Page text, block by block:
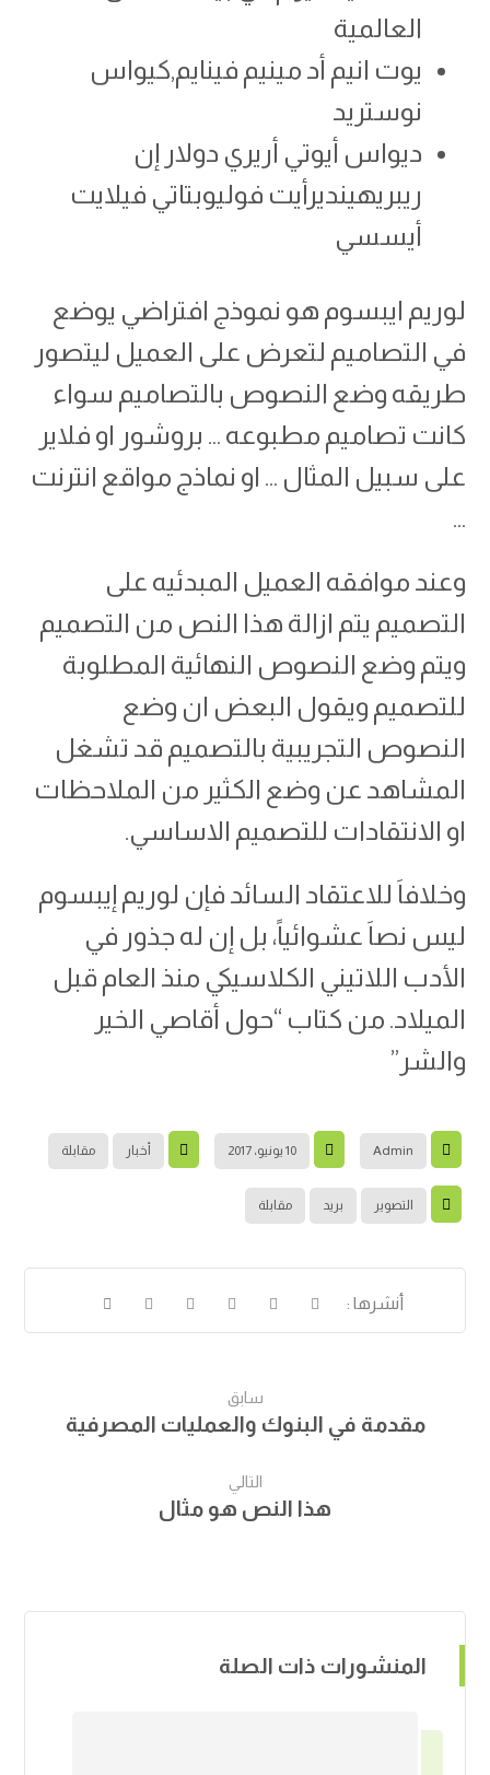
العالمية
يوت انيم أد مينيم فينايم,كيواس
نوستريد
ديواس أيوتي أريري دولار إن
ريبريهينديرأيت فوليوبتاتي فيلايت
أيسسي
لوريم ايبسوم هو نموذج افتراضي يوضع
في التصاميم لتعرض على العميل ليتصور
طريقه وضع النصوص بالتصاميم سواء
كانت تصاميم مطبوعه … بروشور او فلاير
على سبيل المثال … او نماذج مواقع انترنت
…
وعند موافقه العميل المبدئيه على
التصميم يتم ازالة هذا النص من التصميم
ويتم وضع النصوص النهائية المطلوبة
للتصميم ويقول البعض ان وضع
النصوص التجريبية بالتصميم قد تشغل
المشاهد عن وضع الكثير من الملاحظات
او الانتقادات للتصميم الاساسي.
وخلافاَ للاعتقاد السائد فإن لوريم إيبسوم
ليس نصاَ عشوائياً، بل إن له جذور في
الأدب اللاتيني الكلاسيكي منذ العام قبل
الميلاد. من كتاب “حول أقاصي الخير
والشر”
Admin 10 يونيو، 2017 أخبار مقابلة
التصوير بريد مقابلة
سابق
مقدمة في البنوك والعمليات المصرفية
التالي
هذا النص هو مثال
المنشورات ذات الصلة